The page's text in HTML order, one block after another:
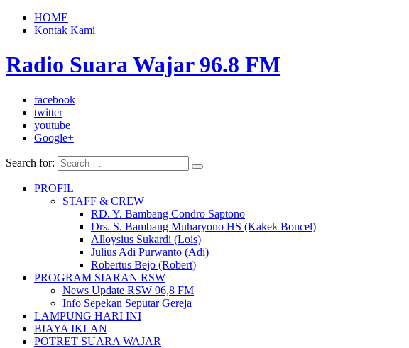
HOME
Kontak Kami
Radio Suara Wajar 96.8 FM
facebook
twitter
youtube
Google+
Search for:
PROFIL
STAFF & CREW
RD. Y. Bambang Condro Saptono
Drs. S. Bambang Muharyono HS (Kakek Boncel)
Alloysius Sukardi (Lois)
Julius Adi Purwanto (Adi)
Robertus Bejo (Robert)
PROGRAM SIARAN RSW
News Update RSW 96,8 FM
Info Sepekan Seputar Gereja
LAMPUNG HARI INI
BIAYA IKLAN
POTRET SUARA WAJAR